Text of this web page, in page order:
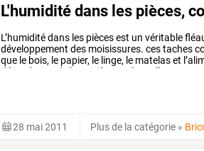
L'humidité dans les pièces,
L’humiditédans les piècesest un véritable
développement des moisissures. cestaches
que le bois, le papier, le linge, le matelaset
dégradation
de la matière laquelle
28 mai 2011 Plus de la catégorie »